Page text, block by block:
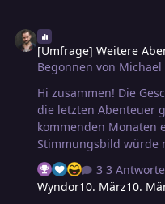
[Umfrage] Weitere
Begonnen von Michael
Hi zusammen! Die
die letzten Abenteuer
kommenden Monaten
Stimmungsbild würde
interessieren würde.
legitime Antworten,
eingrenzen. Aber
3
Wyndor10. März10.